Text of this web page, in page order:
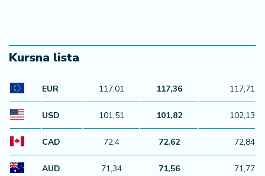
Kursna lista
EUR 117,01 117,36 117,71
USD 101,51 101,82 102,13
CAD 72,4 72,62 72,84
AUD 71,34 71,56 71,77